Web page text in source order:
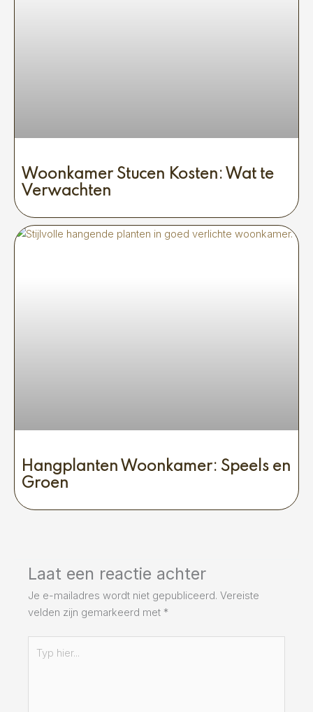
Woonkamer Stucen Kosten: Wat te
Verwachten
Hangplanten Woonkamer: Speels en
Groen
Laat een reactie achter
Je e-mailadres wordt niet gepubliceerd. Vereiste
velden zijn gemarkeerd met *
hier...